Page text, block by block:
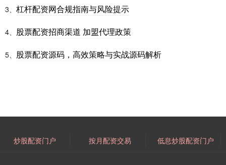
3、 杠杆配资网合规指南与风险提示
4、 股票配资招商渠道 加盟代理政策
5、 股票配资源码，高效策略与实战源码解析
炒股配资门户 按月配资交易 低息炒股配资门户